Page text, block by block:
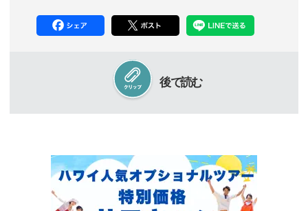
後で読む